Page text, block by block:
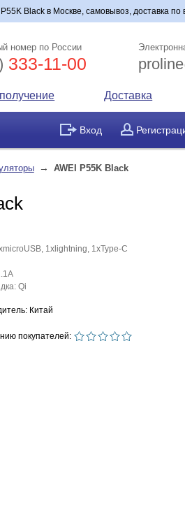
Black в Москве, самовывоз, доставка по
номер по России
333-11-00
Доставка
Вход
→ AWEI P55K Black
1хlightning, 1хType-C
Qi
Китай
покупателей: